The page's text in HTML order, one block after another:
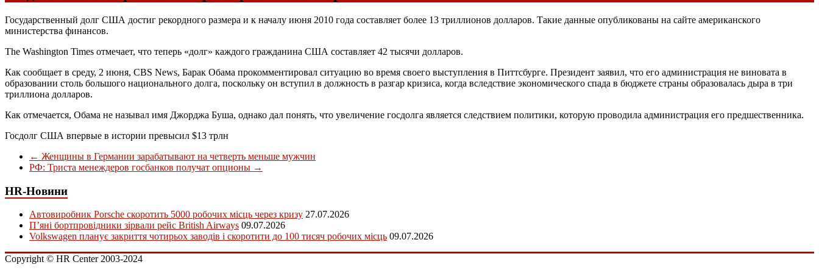
Государственный долг США достиг рекордного размера и к началу июня 2010 года составляет более 13 триллионов долларов. Такие данные опубликованы на сайте американского
министерства финансов.
The Washington Times отмечает, что теперь «долг» каждого гражданина США составляет 42 тысячи долларов.
Как сообщает в среду, 2 июня, CBS News, Барак Обама прокомментировал ситуацию во время своего выступления в Питтсбурге. Президент заявил, что его администрация не виновата в
образовании столь большого национального долга, поскольку он вступил в должность в разгар кризиса, когда вследствие экономического спада в бюджете страны образовалась дыра в три
триллиона долларов.
Как отмечается, Обама не называл имя Джорджа Буша, однако дал понять, что увеличение госдолга является следствием политики, которую проводила администрация его предшественника.
Госдолг США впервые в истории превысил $13 трлн
← Женщины в Германии зарабатывают на четверть меньше мужчин
РФ: Триста менеждеров госбанков получат опционы →
HR-Новини
Автовиробник Porsche скоротить 5000 робочих місць через кризу 27.07.2026
П’яні бортпровідники зірвали рейс British Airways 09.07.2026
Volkswagen планує закриття чотирьох заводів і скоротити до 100 тисяч робочих місць 09.07.2026
Copyright © HR Center 2003-2024